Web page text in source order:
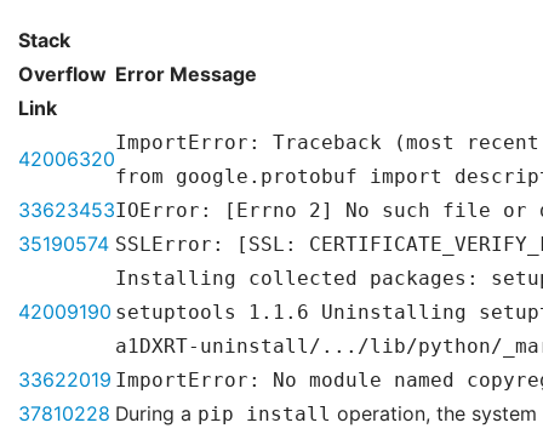
Stack
Overflow
Link
Error Message
42006320
ImportError: Traceback (most
from google.protobuf import
33623453IOError: [Errno 2] No such file or
35190574 SSLError: [SSL:
42009190
Installing collected packages:
setuptools 1.1.6 Uninstalling
a1DXRT-uninstall/.../lib/python/
33622019 ImportError: No module named
37810228 During a pip install operation, the system